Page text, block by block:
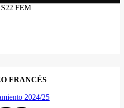
2024/25
FEM
FRANCÉS